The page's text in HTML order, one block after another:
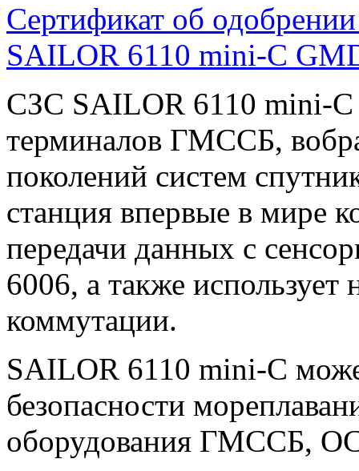
Сертификат об
SAILOR 6110 mini-C
СЗС SAILOR 6110 mini-C
терминалов ГМССБ,
поколений систем
станция впервые в мире
передачи данных с
6006, а также
коммутации.
SAILOR 6110 mini-C
безопасности
оборудования ГМССБ,